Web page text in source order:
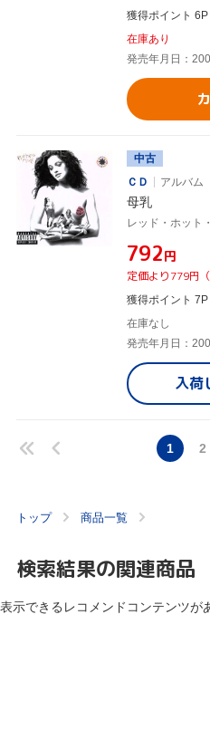
獲得ポイント 6P
在庫あり
発売年月日：
中古
ＣＤ
アルバム
母乳
レッド・ホット
¥792円
定価より779円
獲得ポイント 7P
在庫なし
発売年月日：
入荷
1 2
トップ 商品一覧
検索結果の関連商品
表示できるレコメンドコンテンツが